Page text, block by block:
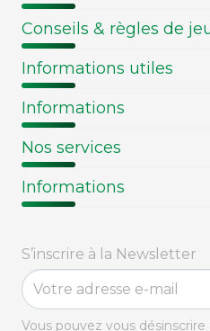
Conseils & règles de
Informations utiles
Informations
Nos services
Informations
S’inscrire à la Newsletter
Vous pouvez vous